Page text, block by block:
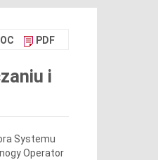
PDF
i
Systemu
Operator